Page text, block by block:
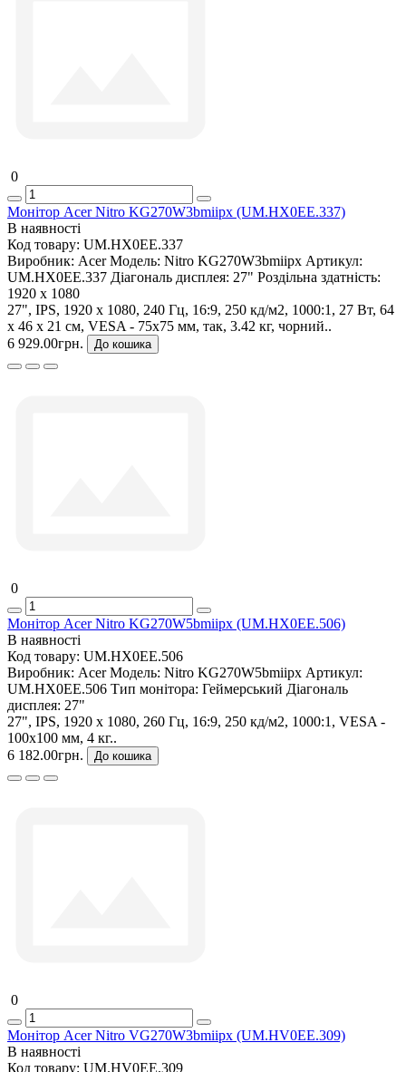
0
Монітор Acer Nitro KG270W3bmiipx (UM.HX0EE.337)
В наявності
Код товару: UM.HX0EE.337
Виробник: Acer Модель: Nitro KG270W3bmiipx Артикул:
UM.HX0EE.337 Діагональ дисплея: 27" Роздільна здатність:
1920 x 1080
27", IPS, 1920 x 1080, 240 Гц, 16:9, 250 кд/м2, 1000:1, 27 Вт, 64
х 46 х 21 см, VESA - 75x75 мм, так, 3.42 кг, чорний..
6 929.00грн.
До кошика
0
Монітор Acer Nitro KG270W5bmiipx (UM.HX0EE.506)
В наявності
Код товару: UM.HX0EE.506
Виробник: Acer Модель: Nitro KG270W5bmiipx Артикул:
UM.HX0EE.506 Тип монітора: Геймерський Діагональ
дисплея: 27"
27", IPS, 1920 x 1080, 260 Гц, 16:9, 250 кд/м2, 1000:1, VESA -
100x100 мм, 4 кг..
6 182.00грн.
До кошика
0
Монітор Acer Nitro VG270W3bmiipx (UM.HV0EE.309)
В наявності
Код товару: UM.HV0EE.309